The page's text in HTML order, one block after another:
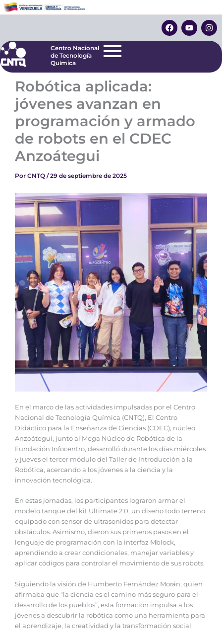
al
F
a
c
o
Y
o
u
e
I
n
s
r
Centro Nacional
de Tecnología
Centro Nacional
de Tecnología
Química
Robótica aplicada:
jóvenes avanzan en
programación y armado
de robots en el CDEC
Anzoátegui
Por CNTQ /29 de septiembre de 2025
En el marco de las actividades impulsadas por el Centro
Nacional de Tecnología Química (CNTQ), El Centro
Didáctico para la Enseñanza de Ciencias (CDEC), núcleo
Anzoátegui, junto al Mega Núcleo de Robótica de la
Fundación Infocentro, desarrolló durante los días miércoles
y jueves el tercer módulo del Taller de Introducción a la
Robótica, acercando a los jóvenes a la ciencia y la
innovación tecnológica.
En estas jornadas, los participantes lograron armar el
modelo tanque del kit Ultimate 2.0, un diseño todo terreno
equipado con sensor de ultrasonidos para detectar
obstáculos. Asimismo, dieron sus primeros pasos en el
lenguaje de programación con la interfaz Mblock,
aprendiendo a crear condicionales, manejar variables y
aplicar códigos para controlar el movimiento de sus robots.
Siguiendo la visión de Humberto Fernández Morán, quien
afirmaba que “la ciencia es el camino más seguro para el
desarrollo de los pueblos”, esta formación impulsa a los
jóvenes a descubrir la robótica como una herramienta para
el aprendizaje, la creatividad y la transformación social.